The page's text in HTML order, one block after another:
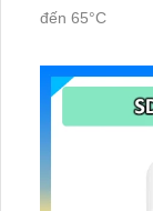
đến 65°C